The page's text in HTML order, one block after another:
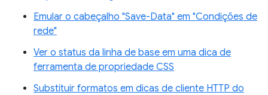
Emular o cabeçalho "Save-Data" em "Condições de
rede"
Ver o status da linha de base em uma dica de
ferramenta de propriedade CSS
Substituir formatos em dicas de cliente HTTP do